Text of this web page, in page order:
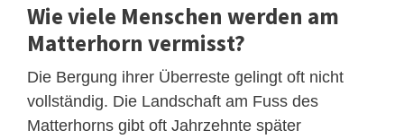
Wie viele Menschen werden am
Matterhorn vermisst?
Die Bergung ihrer Überreste gelingt oft nicht
vollständig. Die Landschaft am Fuss des
Matterhorns gibt oft Jahrzehnte später